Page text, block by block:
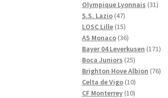
produkter
Olympique Lyonnais 3131
S.S. Lazio 4747
produkter
LOSC Lille 1515
produkter
AS Monaco 3636
produkter
Bayer 04 Leverkusen 171171
Boca Juniors 2525
produkter
Brighton Hove Albion 7676
Celta de Vigo 1010
produkter
CF Monterrey 1010